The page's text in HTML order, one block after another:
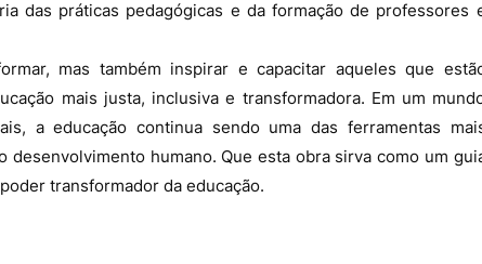
das práticas pedagógicas e da formação de professores
mas também inspirar e capacitar aqueles que
mais justa, inclusiva e transformadora. Em um
a educação continua sendo uma das ferramentas
desenvolvimento humano. Que esta obra sirva como um
transformador da educação.